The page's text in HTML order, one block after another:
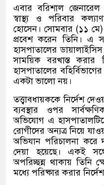
এবার বরিশাল জেনারেল
স্বাস্থ্য ও পরিবার
হোসেন। সোমবার (১১ মে)
প্রবেশ করেন তিনি। এ
হাসপাতালের
সাময়িক বরখাস্ত করার
হাসপাতালের
একটা ভালো নয়।
তত্ত্বাবধায়ককে নির্দেশ
ব্যবস্থার ওপর
অভিযোগ এ
রোগীদের অন্যত্র নিয়ে
অভিযান পরিচালনা করে
দেয়া হয়েছে। একই
অপরিচ্ছন্ন থাকায় তিনি
মধ্যে পরিষ্কার করার